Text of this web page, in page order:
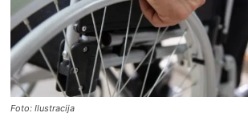
Foto: Ilustracija